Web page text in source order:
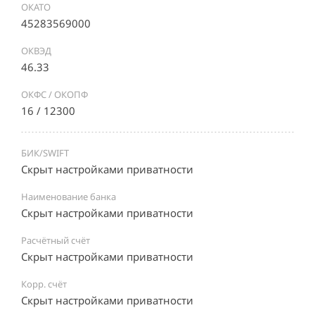
ОКАТО
45283569000
ОКВЭД
46.33
ОКФС / ОКОПФ
16 / 12300
БИК/SWIFT
Скрыт настройками приватности
Наименование банка
Скрыт настройками приватности
Расчётный счёт
Скрыт настройками приватности
Корр. счёт
Скрыт настройками приватности